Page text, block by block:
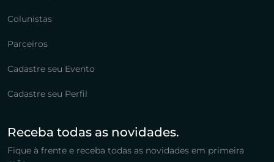
Colunistas
Parceiros
Cadastre seu Evento
Cadastre seu Perfil
Receba todas as novidades.
Fique à frente e receba todas as novidades em primeira